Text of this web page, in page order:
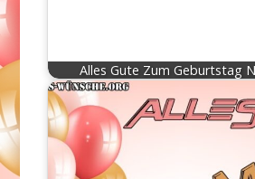
Alles Gute Zum Geburtstag